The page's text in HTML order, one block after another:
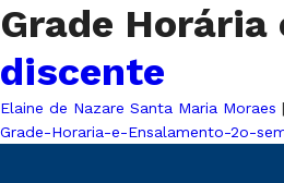
Grade
discente
Elaine de Nazare Santa Maria Moraes |
Grade-Horaria-e-Ensalamento-2o-